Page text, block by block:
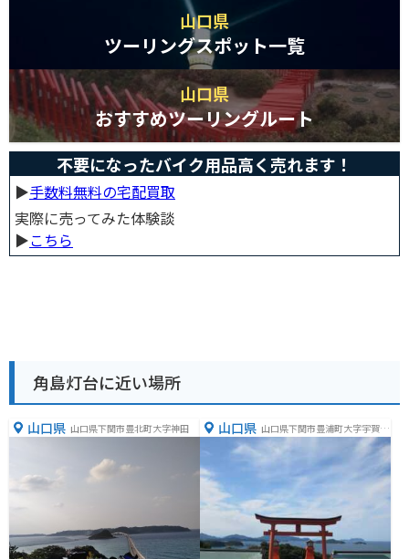
山口県
ツーリングスポット一覧
山口県
おすすめツーリングルート
不要になったバイク用品高く売れます！
▶︎手数料無料の宅配買取
実際に売ってみた体験談
▶︎こちら
角島灯台に近い場所
山口県 山口県下関市豊北町大字神田 山口県 山口県下関市豊浦町大字宇賀２
９６０−１